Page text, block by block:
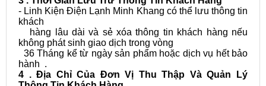
- Linh Kiện Điện Lạnh Minh Khang có thể lưu thông tin
khách
hàng lâu dài và sẻ xóa thông tin khách hàng nếu
không phát sinh giao dịch trong vòng
36 Tháng kể từ ngày sản phẩm hoặc dịch vụ hết bảo
hành .
4 . Địa Chỉ Của Đơn Vị Thu Thập Và Quản Lý